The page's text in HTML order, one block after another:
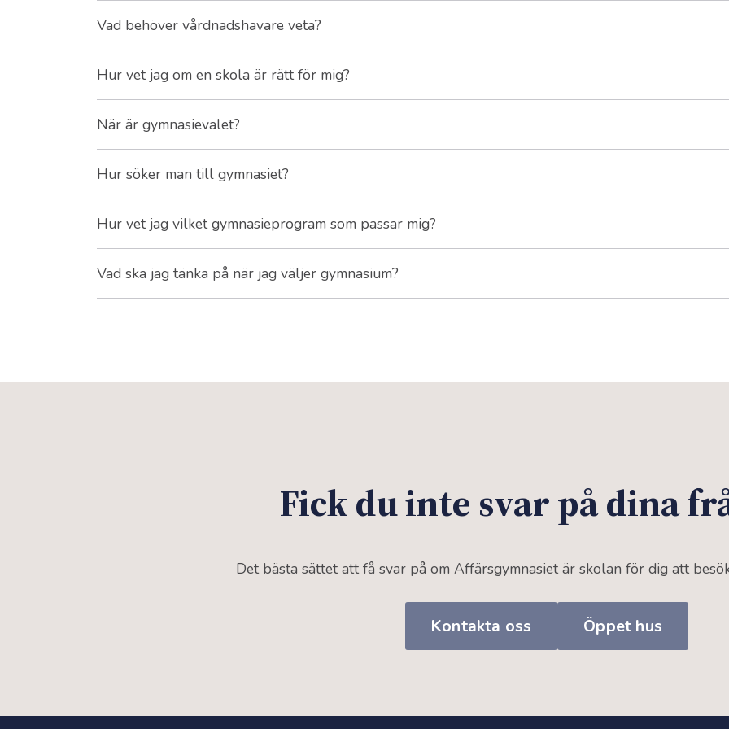
Vad behöver vårdnadshavare veta?
Hur vet jag om en skola är rätt för mig?
När är gymnasievalet?
Hur söker man till gymnasiet?
Hur vet jag vilket gymnasieprogram som passar mig?
Vad ska jag tänka på när jag väljer gymnasium?
Fick du inte svar på dina
Det bästa sättet att få svar på om Affärsgymnasiet är skolan för dig att
Kontakta oss Öppet hus